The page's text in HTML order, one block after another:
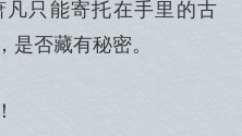
只能寄托在手里的古
否藏有秘密。